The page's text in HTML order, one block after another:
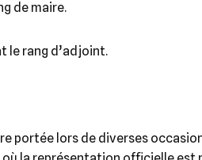
de maire.
le rang d’adjoint.
portée lors de diverses